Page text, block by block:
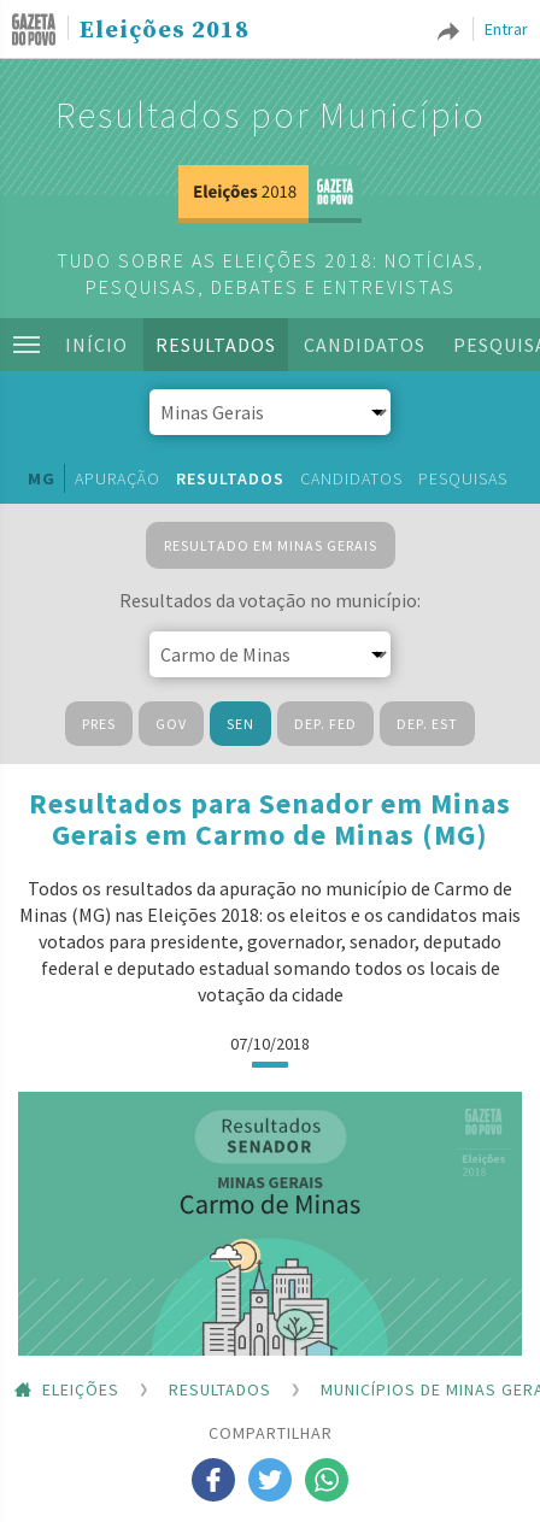
Entrar
Eleições 2018
Resultados por Município
TUDO SOBRE AS ELEIÇÕES 2018: NOTÍCIAS,
PESQUISAS, DEBATES E ENTREVISTAS
INÍCIO RESULTADOS CANDIDATOS
MG APURAÇÃO RESULTADOS CANDIDATOS PESQUISAS
RESULTADO EM MINAS GERAIS
Resultados da votação no município:
PRES GOV SEN DEP. FED DEP. EST
Resultados para Senador em Minas
Gerais em Carmo de Minas (MG)
Todos os resultados da apuração no município de Carmo de
Minas (MG) nas Eleições 2018: os eleitos e os candidatos mais
votados para presidente, governador, senador, deputado
federal e deputado estadual somando todos os locais de
votação da cidade
07/10/2018
ELEIÇÕES RESULTADOS
MUNICÍPIOS DE MINAS
COMPARTILHAR